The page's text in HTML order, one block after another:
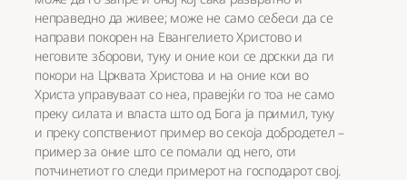
неправедно да живее; може не само себеси да се
направи покорен на Евангелието Христово и
неговите зборови, туку и оние кои се дрскки да ги
покори на Црквата Христова и на оние кои во
Христа управуваат со неа, правејќи го тоа не само
преку силата и власта што од Бога ја примил, туку
и преку сопствениот пример во секоја добродетел –
пример за оние што се помали од него, оти
потчинетиот го следи примерот на господарот свој.